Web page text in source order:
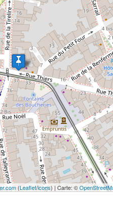
(Leaflet/icons) | Carte: ©